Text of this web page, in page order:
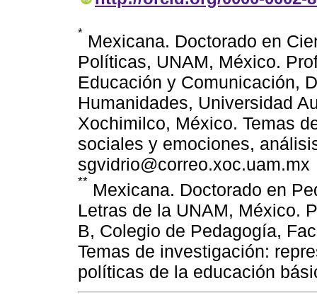
* Mexicana. Doctorado en
Políticas, UNAM, México.
Educación y Comunicación,
Humanidades, Universidad
Xochimilco, México. Temas
sociales y emociones,
sgvidrio@correo.xoc.uam.mx
** Mexicana. Doctorado en
Letras de la UNAM, México.
B, Colegio de Pedagogía,
Temas de investigación:
políticas de la educación